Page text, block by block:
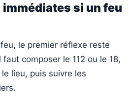
si un feu
le premier réflexe reste
faut composer le 112 ou le 18,
lieu, puis suivre les